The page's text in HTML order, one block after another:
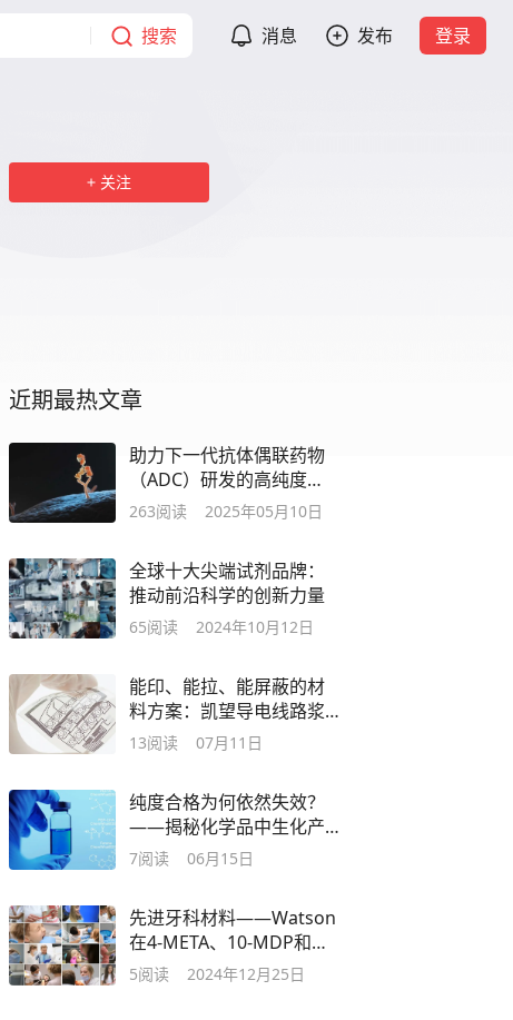
搜索 消息 发布 登录
关注
近期最热文章
助力下一代抗体偶联药物
（ADC）研发的高纯度
PEG连接子全球领导者
263阅读 2025年05月10日
全球十大尖端试剂品牌：
推动前沿科学的创新力量
65阅读 2024年10月12日
能印、能拉、能屏蔽的材
料方案：凯望导电线路浆
料与导电屏蔽浆料
13阅读 07月11日
纯度合格为何依然失效？
——揭秘化学品中生化产
品的隐形技术指标
7阅读 06月15日
先进牙科材料——Watson
在4-META、10-MDP和
Bis-GDMAP领域的创新
5阅读 2024年12月25日